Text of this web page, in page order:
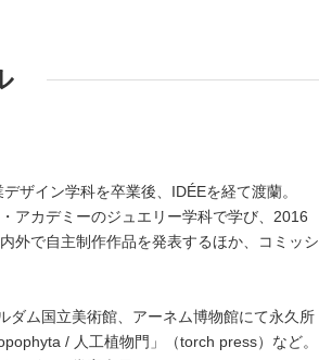
ザイン学科を卒業後、IDÉEを経て渡蘭。
アカデミーのジュエリー学科で学び、2016
外で自主制作作品を発表するほか、コミッシ
ダム国立美術館、アーネム博物館にて永久所
/ 人工植物門」（torch press）など。